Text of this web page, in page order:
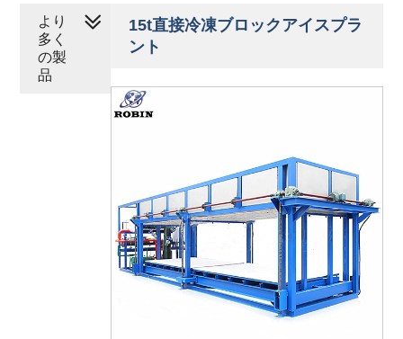
15t直接冷凍ブロックアイスプラ
ント
より
多く
の製
品